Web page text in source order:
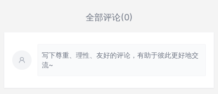
全部评论(0)
写下尊重、理性、友好的评论，有助于彼此更好地交
流~